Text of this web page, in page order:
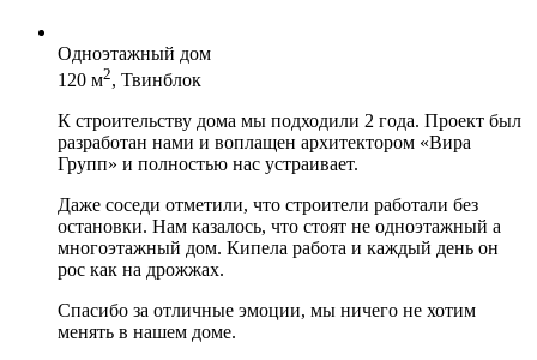
Одноэтажный дом
120 м2, Твинблок
К строительству дома мы подходили 2 года. Проект был
разработан нами и воплащен архитектором «Вира
Групп» и полностью нас устраивает.
Даже соседи отметили, что строители работали без
остановки. Нам казалось, что стоят не одноэтажный а
многоэтажный дом. Кипела работа и каждый день он
рос как на дрожжах.
Спасибо за отличные эмоции, мы ничего не хотим
менять в нашем доме.